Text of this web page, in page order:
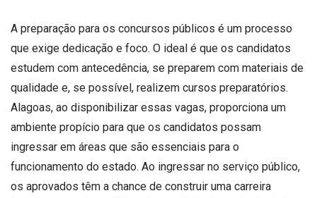
A preparação para os concursos públicos é um processo
que exige dedicação e foco. O ideal é que os candidatos
estudem com antecedência, se preparem com materiais de
qualidade e, se possível, realizem cursos preparatórios.
Alagoas, ao disponibilizar essas vagas, proporciona um
ambiente propício para que os candidatos possam
ingressar em áreas que são essenciais para o
funcionamento do estado. Ao ingressar no serviço público,
os aprovados têm a chance de construir uma carreira